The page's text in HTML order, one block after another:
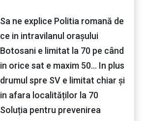
Sa ne explice Politia romană de
ce in intravilanul orașului
Botosani e limitat la 70 pe când
in orice sat e maxim 50... In plus
drumul spre SV e limitat chiar și
in afara localităților la 70
Soluția pentru prevenirea